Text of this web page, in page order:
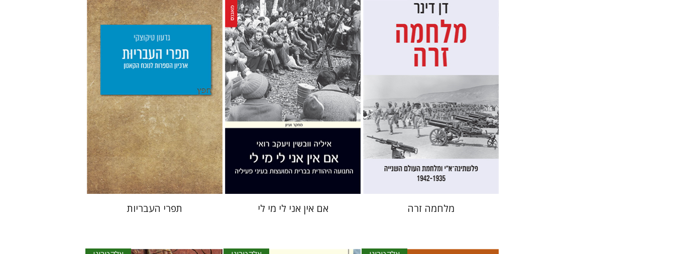
דן דינר
שאול מרמרי
הנחת אתר ספר אלקטרוני
$23
מלחמה זרה
איליה וובשין יעקב רואי
הנחת אתר ספר אלקטרוני
$30
אם אין אני לי מי לי
גדעון טיקוצקי
הנחת אתר ספר אלקטרוני
$18
תפרי העבריות